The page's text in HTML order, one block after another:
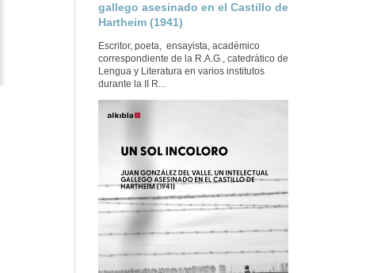
gallego asesinado en el Castillo de
Hartheim (1941)
Escritor, poeta, ensayista, académico
correspondiente de la R.A.G., catedrático de
Lengua y Literatura en varios institutos
durante la II R...